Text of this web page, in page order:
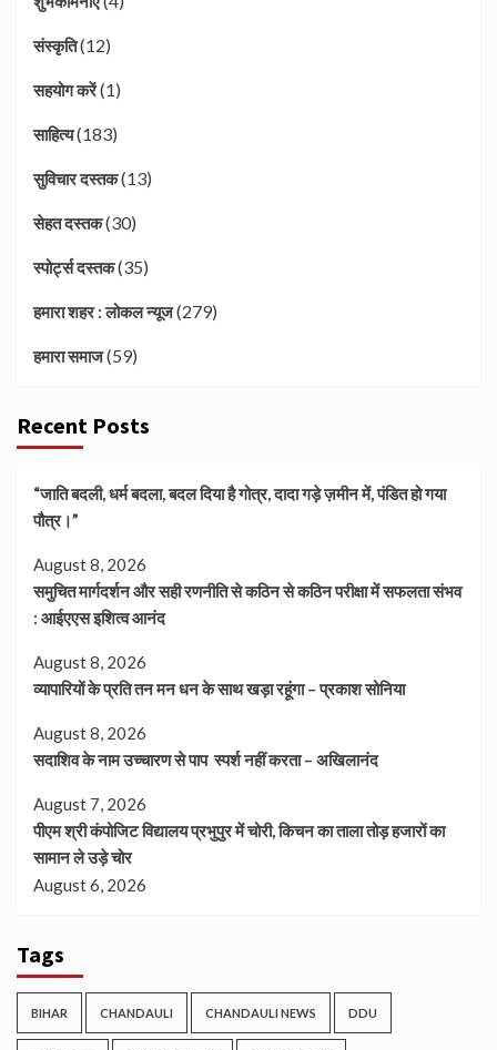
संस्कृति(12)
सहयोग करें(1)
साहित्य(183)
सुविचार दस्तक(13)
सेहत दस्तक(30)
स्पोर्ट्स दस्तक(35)
हमारा शहर : लोकल न्यूज(279)
हमारा समाज(59)
Recent Posts
“जाति बदली, धर्म बदला, बदल दिया है गोत्र, दादा गड़े ज़मीन में, पंडित हो गया
पौत्र।”
August 8, 2026
समुचित मार्गदर्शन और सही रणनीति से कठिन से कठिन परीक्षा में सफलता संभव
: आईएएस इशित्व आनंद
August 8, 2026
व्यापारियों के प्रति तन मन धन के साथ खड़ा रहूंगा – प्रकाश सोनिया
August 8, 2026
सदाशिव के नाम उच्चारण से पाप स्पर्श नहीं करता – अखिलानंद
August 7, 2026
पीएम श्री कंपोजिट विद्यालय प्रभुपुर में चोरी, किचन का ताला तोड़ हजारों का
सामान ले उड़े चोर
August 6, 2026
Tags
BIHAR CHANDAULI CHANDAULI NEWS DDU